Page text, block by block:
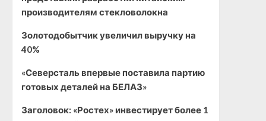
производителям стекловолокна
Золотодобытчик увеличил выручку на
40%
«Северсталь впервые поставила партию
готовых деталей на БЕЛАЗ»
Заголовок: «Ростех» инвестирует более 1